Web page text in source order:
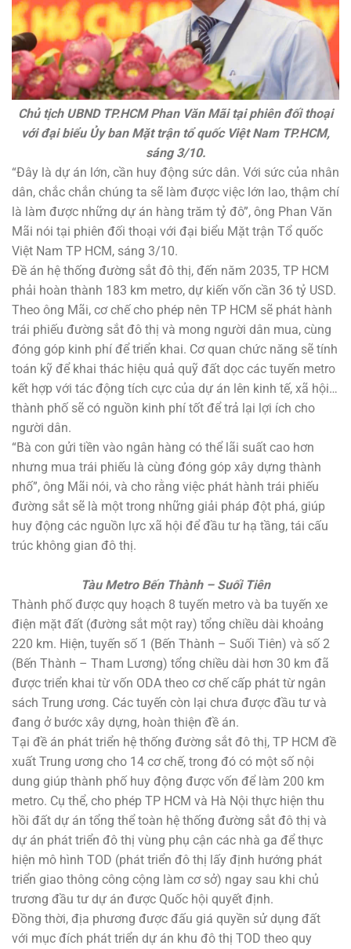
Chủ tịch UBND TP.HCM Phan Văn Mãi tại phiên đối thoại
với đại biểu Ủy ban Mặt trận tổ quốc Việt Nam TP.HCM,
sáng 3/10.
“Đây là dự án lớn, cần huy động sức dân. Với sức của nhân
dân, chắc chắn chúng ta sẽ làm được việc lớn lao, thậm chí
là làm được những dự án hàng trăm tỷ đô”, ông Phan Văn
Mãi nói tại phiên đối thoại với đại biểu Mặt trận Tổ quốc
Việt Nam TP HCM, sáng 3/10.
Đề án hệ thống đường sắt đô thị, đến năm 2035, TP HCM
phải hoàn thành 183 km metro, dự kiến vốn cần 36 tỷ USD.
Theo ông Mãi, cơ chế cho phép nên TP HCM sẽ phát hành
trái phiếu đường sắt đô thị và mong người dân mua, cùng
đóng góp kinh phí để triển khai. Cơ quan chức năng sẽ tính
toán kỹ để khai thác hiệu quả quỹ đất dọc các tuyến metro
kết hợp với tác động tích cực của dự án lên kinh tế, xã hội…
thành phố sẽ có nguồn kinh phí tốt để trả lại lợi ích cho
người dân.
“Bà con gửi tiền vào ngân hàng có thể lãi suất cao hơn
nhưng mua trái phiếu là cùng đóng góp xây dựng thành
phố”, ông Mãi nói, và cho rằng việc phát hành trái phiếu
đường sắt sẽ là một trong những giải pháp đột phá, giúp
huy động các nguồn lực xã hội để đầu tư hạ tầng, tái cấu
trúc không gian đô thị.
Tàu Metro Bến Thành – Suối Tiên
Thành phố được quy hoạch 8 tuyến metro và ba tuyến xe
điện mặt đất (đường sắt một ray) tổng chiều dài khoảng
220 km. Hiện, tuyến số 1 (Bến Thành – Suối Tiên) và số 2
(Bến Thành – Tham Lương) tổng chiều dài hơn 30 km đã
được triển khai từ vốn ODA theo cơ chế cấp phát từ ngân
sách Trung ương. Các tuyến còn lại chưa được đầu tư và
đang ở bước xây dựng, hoàn thiện đề án.
Tại đề án phát triển hệ thống đường sắt đô thị, TP HCM đề
xuất Trung ương cho 14 cơ chế, trong đó có một số nội
dung giúp thành phố huy động được vốn để làm 200 km
metro. Cụ thể, cho phép TP HCM và Hà Nội thực hiện thu
hồi đất dự án tổng thể toàn hệ thống đường sắt đô thị và
dự án phát triển đô thị vùng phụ cận các nhà ga để thực
hiện mô hình TOD (phát triển đô thị lấy định hướng phát
triển giao thông công cộng làm cơ sở) ngay sau khi chủ
trương đầu tư dự án được Quốc hội quyết định.
Đồng thời, địa phương được đấu giá quyền sử dụng đất
với mục đích phát triển dự án khu đô thị TOD theo quy